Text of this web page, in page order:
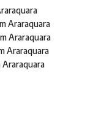
Araraquara
Araraquara
Araraquara
Araraquara